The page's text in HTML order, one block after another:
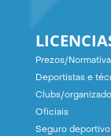
Prezos/
Deportistas e
Clubs/
Oficiais
Seguro deportivo